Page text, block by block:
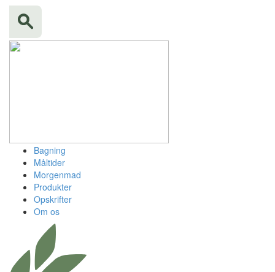
Bagning
Måltider
Morgenmad
Produkter
Opskrifter
Om os